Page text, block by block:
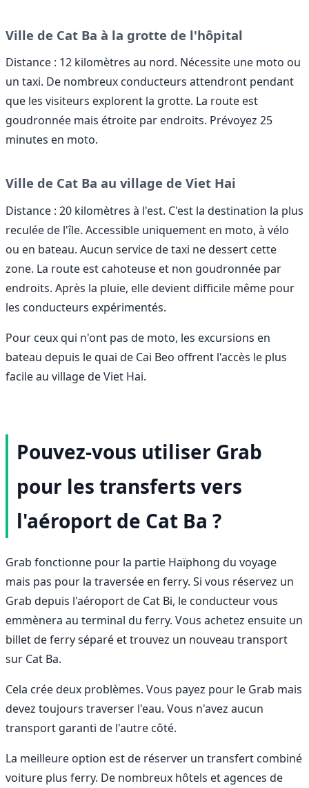
Ville de Cat Ba à la grotte de l'hôpital
Distance : 12 kilomètres au nord. Nécessite une moto ou
un taxi. De nombreux conducteurs attendront pendant
que les visiteurs explorent la grotte. La route est
goudronnée mais étroite par endroits. Prévoyez 25
minutes en moto.
Ville de Cat Ba au village de Viet Hai
Distance : 20 kilomètres à l'est. C'est la destination la plus
reculée de l'île. Accessible uniquement en moto, à vélo
ou en bateau. Aucun service de taxi ne dessert cette
zone. La route est cahoteuse et non goudronnée par
endroits. Après la pluie, elle devient difficile même pour
les conducteurs expérimentés.
Pour ceux qui n'ont pas de moto, les excursions en
bateau depuis le quai de Cai Beo offrent l'accès le plus
facile au village de Viet Hai.
Pouvez-vous utiliser Grab
pour les transferts vers
l'aéroport de Cat Ba ?
Grab fonctionne pour la partie Haïphong du voyage
mais pas pour la traversée en ferry. Si vous réservez un
Grab depuis l'aéroport de Cat Bi, le conducteur vous
emmènera au terminal du ferry. Vous achetez ensuite un
billet de ferry séparé et trouvez un nouveau transport
sur Cat Ba.
Cela crée deux problèmes. Vous payez pour le Grab mais
devez toujours traverser l'eau. Vous n'avez aucun
transport garanti de l'autre côté.
La meilleure option est de réserver un transfert combiné
voiture plus ferry. De nombreux hôtels et agences de